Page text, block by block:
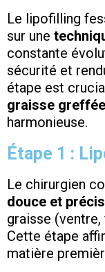
Le lipofilling
sur une
constante
sécurité et
étape est
graisse greffée
harmonieuse.
Étape 1 :
Le chirurgien
douce et
graisse (ventre,
Cette étape
matière